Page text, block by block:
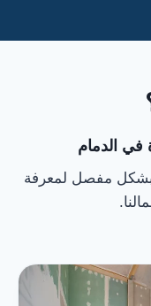
في الدمام
بشكل مفصل لمعرفة